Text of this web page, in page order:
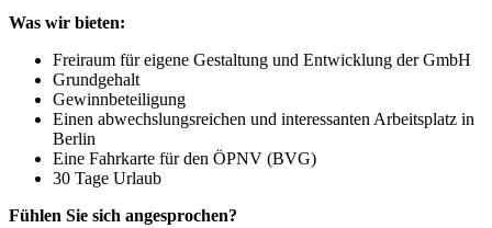
Was wir bieten:
Freiraum für eigene Gestaltung und Entwicklung der GmbH
Grundgehalt
Gewinnbeteiligung
Einen abwechslungsreichen und interessanten Arbeitsplatz in
Berlin
Eine Fahrkarte für den ÖPNV (BVG)
30 Tage Urlaub
Fühlen Sie sich angesprochen?